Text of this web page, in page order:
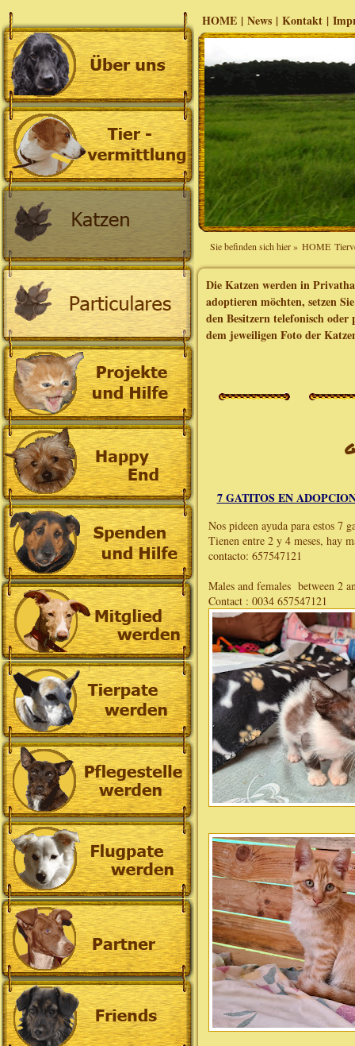
HOME | News | Kontakt |
Sie befinden sich hier » HOME
Die Katzen werden in
adoptieren möchten, setzen
den Besitzern telefonisch
dem jeweiligen Foto der
7 GATITOS EN
Nos pideen ayuda para estos 7
Tienen entre 2 y 4 meses, hay
contacto: 657547121
Males and females between 2
Contact : 0034 657547121